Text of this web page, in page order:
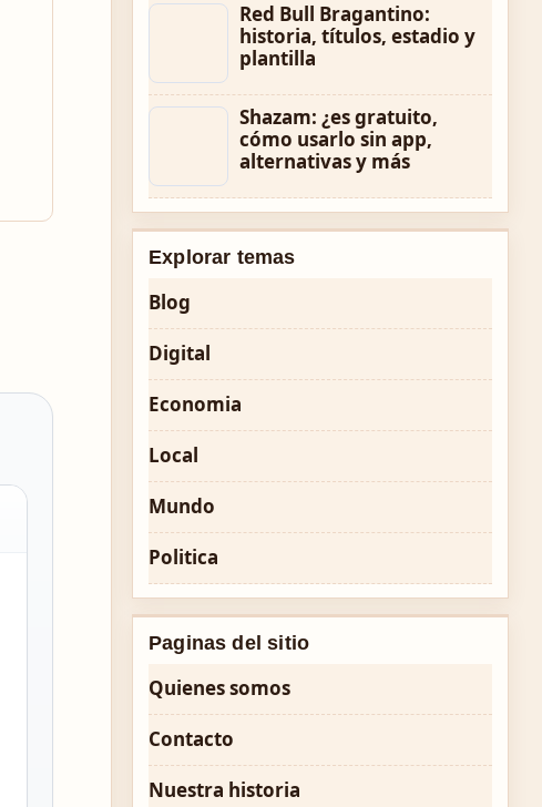
Red Bull Bragantino:
historia, títulos, estadio y
plantilla
Shazam: ¿es gratuito,
cómo usarlo sin app,
alternativas y más
Explorar temas
Blog
Digital
Economia
Local
Mundo
Politica
Paginas del sitio
Quienes somos
Contacto
Nuestra historia